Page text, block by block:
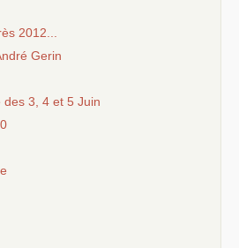
2012...
Gerin
3, 4 et 5 Juin